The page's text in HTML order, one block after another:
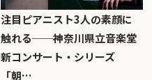
注目ピアニスト3人の素顔に
触れる──神奈川県立音楽堂
新コンサート・シリーズ
「朝…